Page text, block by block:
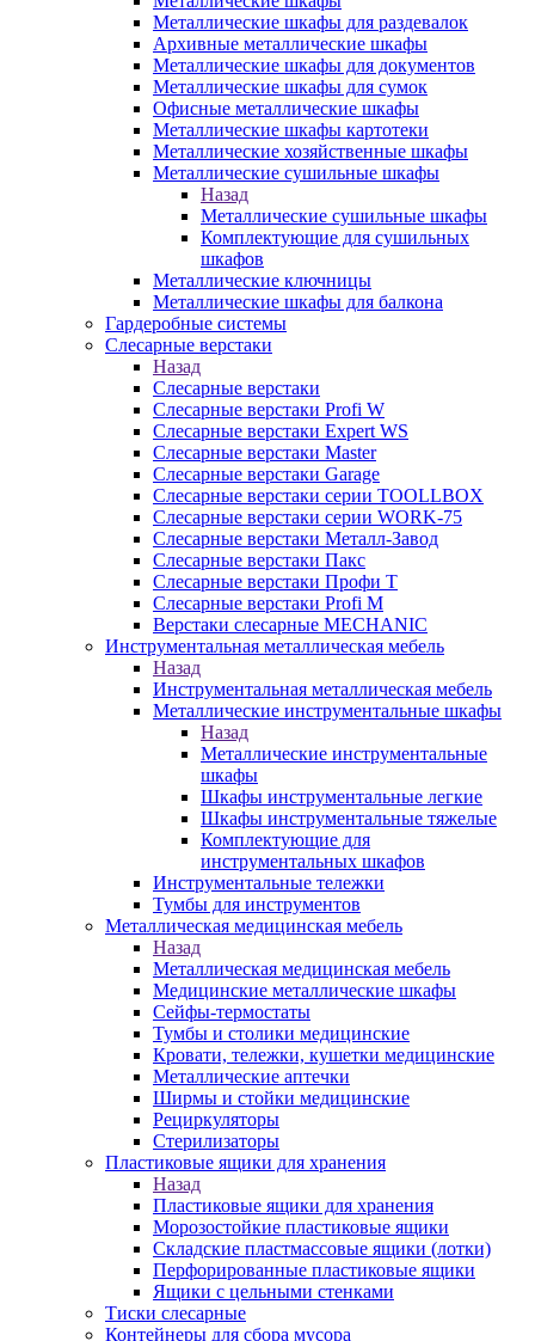
Металлические шкафы для раздевалок
Архивные металлические шкафы
Металлические шкафы для документов
Металлические шкафы для сумок
Офисные металлические шкафы
Металлические шкафы картотеки
Металлические хозяйственные шкафы
Металлические сушильные шкафы
Назад
Металлические сушильные шкафы
Комплектующие для сушильных
шкафов
Металлические ключницы
Металлические шкафы для балкона
Гардеробные системы
Слесарные верстаки
Назад
Слесарные верстаки
Слесарные верстаки Profi W
Слесарные верстаки Expert WS
Слесарные верстаки Master
Слесарные верстаки Garage
Слесарные верстаки серии TOOLLBOX
Слесарные верстаки серии WORK-75
Слесарные верстаки Металл-Завод
Слесарные верстаки Пакс
Слесарные верстаки Профи Т
Слесарные верстаки Profi M
Верстаки слесарные MECHANIC
Инструментальная металлическая мебель
Назад
Инструментальная металлическая мебель
Металлические инструментальные шкафы
Назад
Металлические инструментальные
шкафы
Шкафы инструментальные легкие
Шкафы инструментальные тяжелые
Комплектующие для
инструментальных шкафов
Инструментальные тележки
Тумбы для инструментов
Металлическая медицинская мебель
Назад
Металлическая медицинская мебель
Медицинские металлические шкафы
Сейфы-термостаты
Тумбы и столики медицинские
Кровати, тележки, кушетки медицинские
Металлические аптечки
Ширмы и стойки медицинские
Рециркуляторы
Стерилизаторы
Пластиковые ящики для хранения
Назад
Пластиковые ящики для хранения
Морозостойкие пластиковые ящики
Складские пластмассовые ящики (лотки)
Перфорированные пластиковые ящики
Ящики с цельными стенками
Тиски слесарные
Контейнеры для сбора мусора